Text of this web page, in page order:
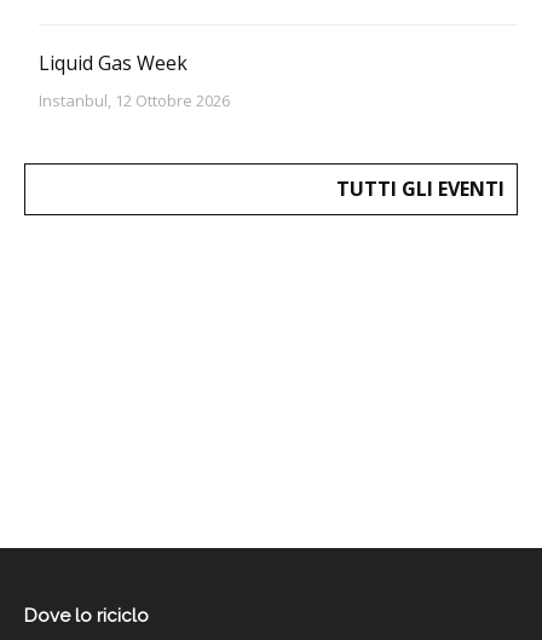
Liquid Gas Week
Instanbul, 12 Ottobre 2026
TUTTI GLI EVENTI
Dove lo riciclo